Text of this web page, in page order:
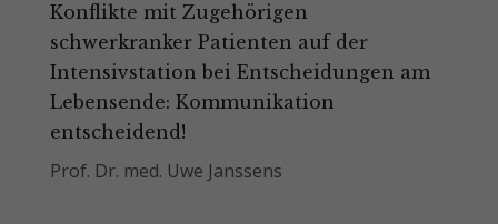
Konflikte mit Zugehörigen
schwerkranker Patienten auf der
Intensivstation bei Entscheidungen am
Lebensende: Kommunikation
entscheidend!
Prof. Dr. med. Uwe Janssens